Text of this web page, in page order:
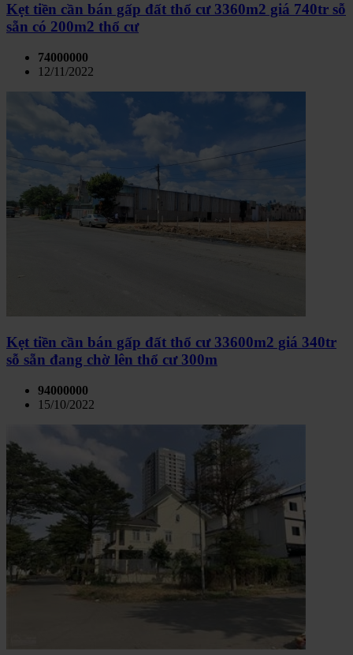
Kẹt tiền cần bán gấp đất thổ cư 3360m2 giá 740tr sỗ
sẵn có 200m2 thổ cư
74000000
12/11/2022
Kẹt tiền cần bán gấp đất thổ cư 33600m2 giá 340tr
sỗ sẵn đang chờ lên thổ cư 300m
94000000
15/10/2022